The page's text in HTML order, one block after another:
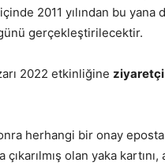
2011 yılından bu
gerçekleştirilecektir.
2022 etkinliğine ziyaretçi
herhangi bir onay
çıkarılmış olan yaka